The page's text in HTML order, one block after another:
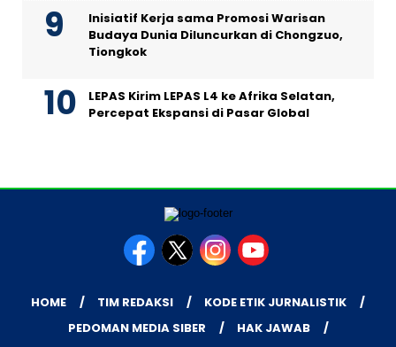
Inisiatif Kerja sama Promosi Warisan
Budaya Dunia Diluncurkan di Chongzuo,
Tiongkok
LEPAS Kirim LEPAS L4 ke Afrika Selatan,
Percepat Ekspansi di Pasar Global
HOME TIM REDAKSI
KODE ETIK JURNALISTIK
PEDOMAN MEDIA SIBER
HAK JAWAB